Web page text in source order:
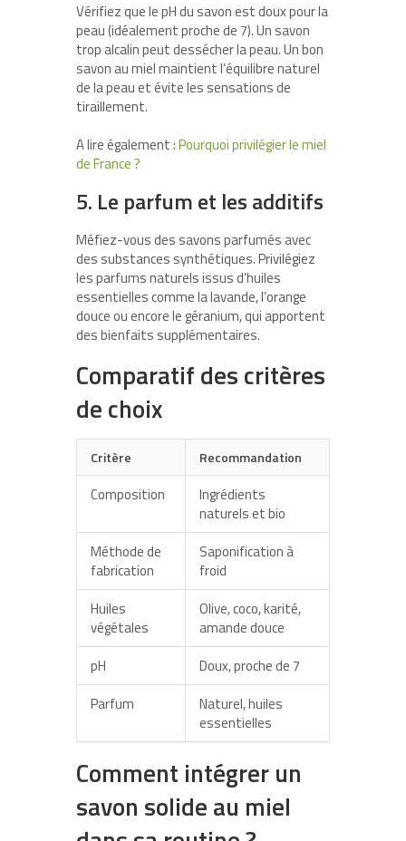
Vérifiez que le pH du savon est doux pour la
peau (idéalement proche de 7). Un savon
trop alcalin peut dessécher la peau. Un bon
savon au miel maintient l’équilibre naturel
de la peau et évite les sensations de
tiraillement.
A lire également :Pourquoi privilégier le miel
de France ?
5. Le parfum et les additifs
Méfiez-vous des savons parfumés avec
des substances synthétiques. Privilégiez
les parfums naturels issus d’huiles
essentielles comme la lavande, l’orange
douce ou encore le géranium, qui apportent
des bienfaits supplémentaires.
Comparatif des critères
de choix
Critère Recommandation
Composition
Ingrédients
naturels et bio
Méthode de
fabrication
Saponification à
froid
Huiles
végétales
Olive, coco, karité,
amande douce
pH
Doux, proche de 7
Parfum
Naturel, huiles
essentielles
Comment intégrer un
savon solide au miel